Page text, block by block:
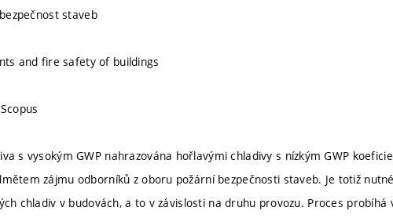
staveb
and fire safety of buildings
s vysokým GWP nahrazována hořlavými chladivy s nízkým GWP
zájmu odborníků z oboru požární bezpečnosti staveb. Je totiž
chladiv v budovách, a to v závislosti na druhu provozu. Proces probíhá